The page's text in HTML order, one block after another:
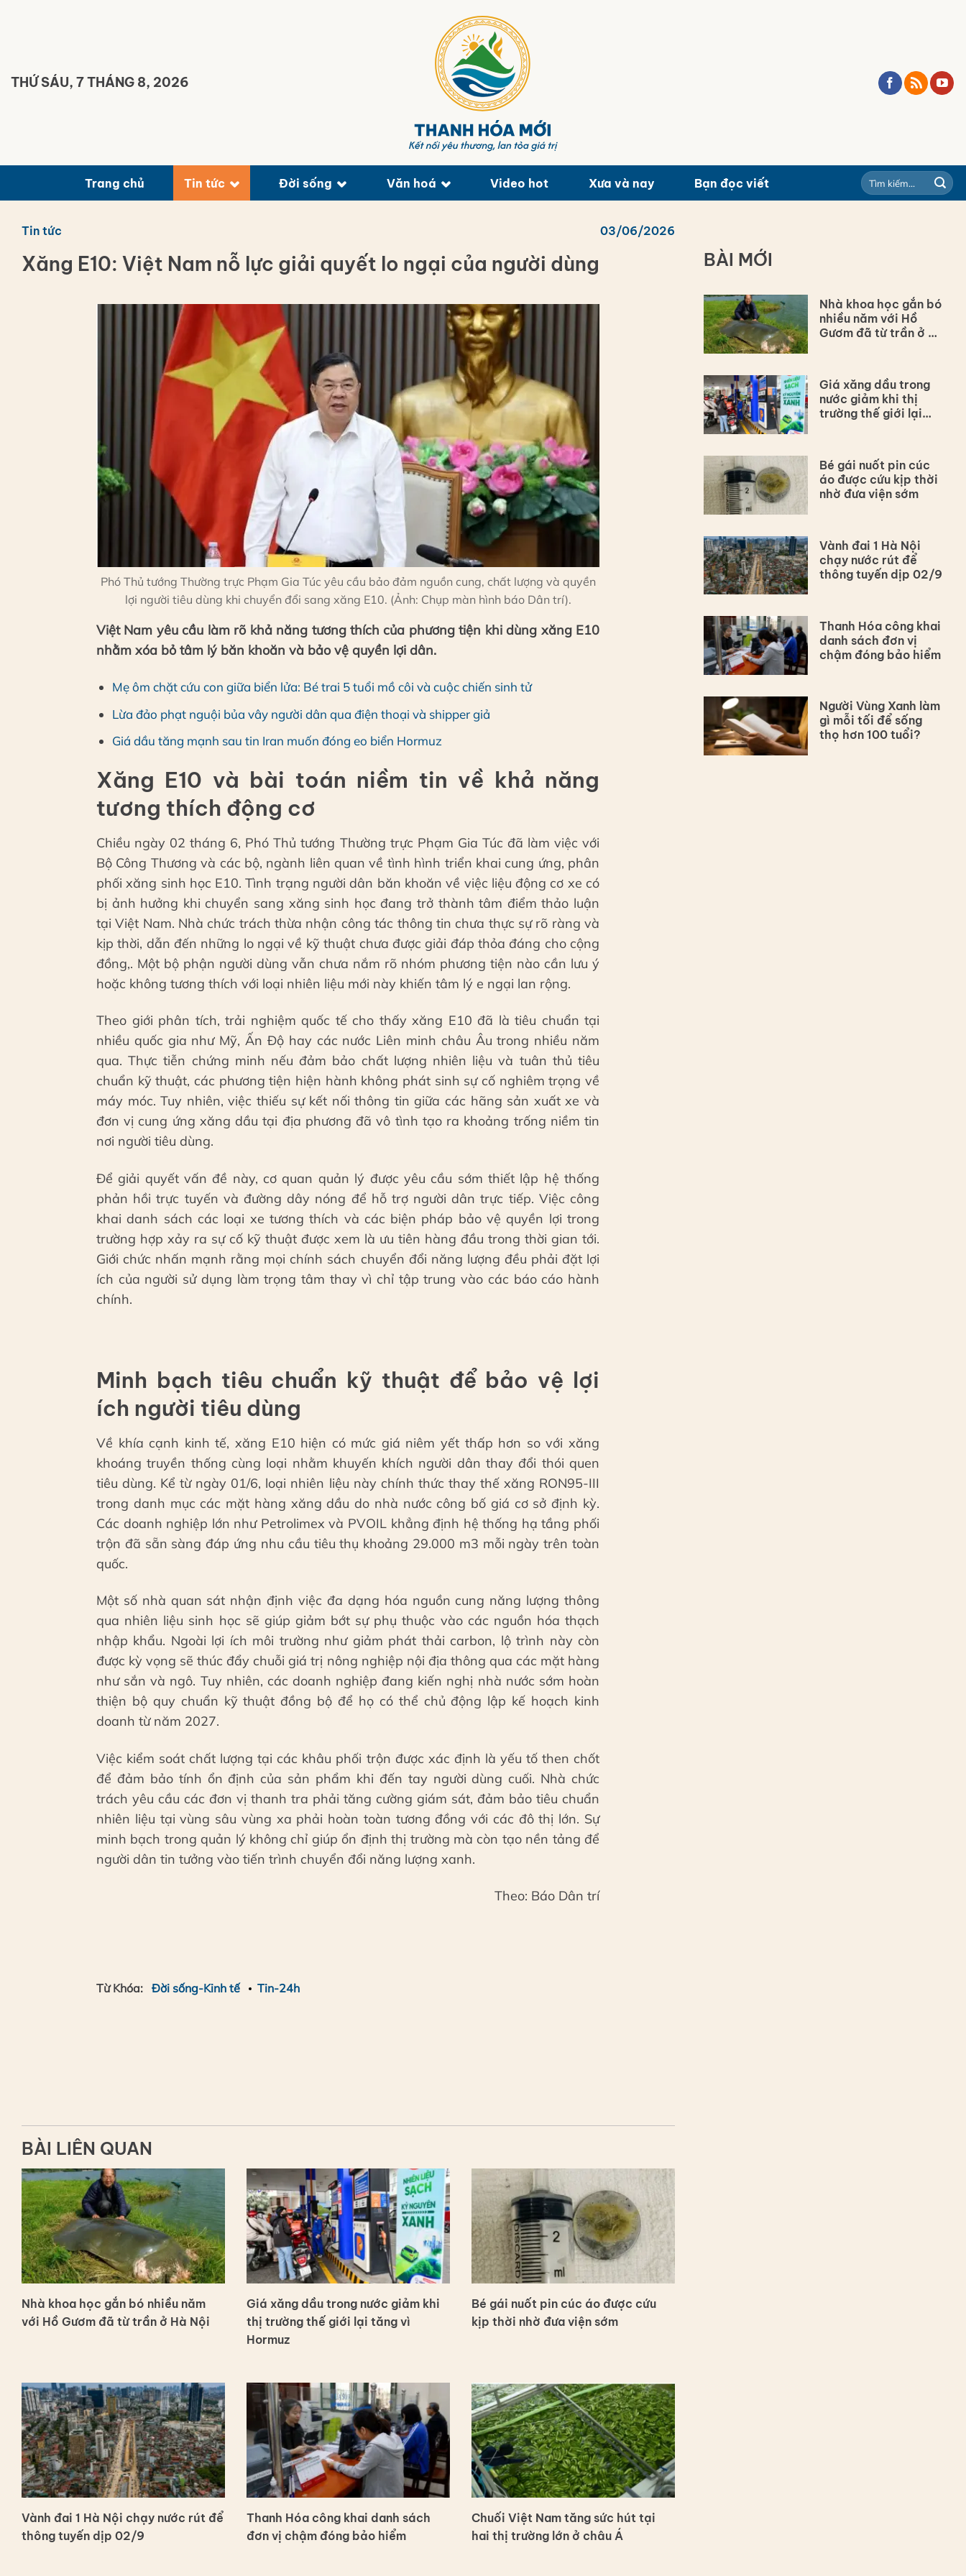
THỨ SÁU, 7 THÁNG 8, 2026
Trang chủ Tin tức Đời sống Văn hoá Video hot Xưa và nay Bạn đọc viết
Tin tức 03/06/2026
Xăng E10: Việt Nam nỗ lực giải quyết lo ngại của người dùng
Phó Thủ tướng Thường trực Phạm Gia Túc yêu cầu bảo đảm nguồn cung, chất lượng và quyền
lợi người tiêu dùng khi chuyển đổi sang xăng E10. (Ảnh: Chụp màn hình báo Dân trí).
Việt Nam yêu cầu làm rõ khả năng tương thích của phương tiện khi dùng xăng E10
nhằm xóa bỏ tâm lý băn khoăn và bảo vệ quyền lợi dân.
Mẹ ôm chặt cứu con giữa biển lửa: Bé trai 5 tuổi mồ côi và cuộc chiến sinh tử
Lừa đảo phạt nguội bủa vây người dân qua điện thoại và shipper giả
Giá dầu tăng mạnh sau tin Iran muốn đóng eo biển Hormuz
Xăng E10 và bài toán niềm tin về khả năng
tương thích động cơ
Chiều ngày 02 tháng 6, Phó Thủ tướng Thường trực Phạm Gia Túc đã làm việc với
Bộ Công Thương và các bộ, ngành liên quan về tình hình triển khai cung ứng, phân
phối xăng sinh học E10. Tình trạng người dân băn khoăn về việc liệu động cơ xe có
bị ảnh hưởng khi chuyển sang xăng sinh học đang trở thành tâm điểm thảo luận
tại Việt Nam. Nhà chức trách thừa nhận công tác thông tin chưa thực sự rõ ràng và
kịp thời, dẫn đến những lo ngại về kỹ thuật chưa được giải đáp thỏa đáng cho cộng
đồng,. Một bộ phận người dùng vẫn chưa nắm rõ nhóm phương tiện nào cần lưu ý
hoặc không tương thích với loại nhiên liệu mới này khiến tâm lý e ngại lan rộng.
Theo giới phân tích, trải nghiệm quốc tế cho thấy xăng E10 đã là tiêu chuẩn tại
nhiều quốc gia như Mỹ, Ấn Độ hay các nước Liên minh châu Âu trong nhiều năm
qua. Thực tiễn chứng minh nếu đảm bảo chất lượng nhiên liệu và tuân thủ tiêu
chuẩn kỹ thuật, các phương tiện hiện hành không phát sinh sự cố nghiêm trọng về
máy móc. Tuy nhiên, việc thiếu sự kết nối thông tin giữa các hãng sản xuất xe và
đơn vị cung ứng xăng dầu tại địa phương đã vô tình tạo ra khoảng trống niềm tin
nơi người tiêu dùng.
Để giải quyết vấn đề này, cơ quan quản lý được yêu cầu sớm thiết lập hệ thống
phản hồi trực tuyến và đường dây nóng để hỗ trợ người dân trực tiếp. Việc công
khai danh sách các loại xe tương thích và các biện pháp bảo vệ quyền lợi trong
trường hợp xảy ra sự cố kỹ thuật được xem là ưu tiên hàng đầu trong thời gian tới.
Giới chức nhấn mạnh rằng mọi chính sách chuyển đổi năng lượng đều phải đặt lợi
ích của người sử dụng làm trọng tâm thay vì chỉ tập trung vào các báo cáo hành
chính.
Minh bạch tiêu chuẩn kỹ thuật để bảo vệ lợi
ích người tiêu dùng
Về khía cạnh kinh tế, xăng E10 hiện có mức giá niêm yết thấp hơn so với xăng
khoáng truyền thống cùng loại nhằm khuyến khích người dân thay đổi thói quen
tiêu dùng. Kể từ ngày 01/6, loại nhiên liệu này chính thức thay thế xăng RON95-III
trong danh mục các mặt hàng xăng dầu do nhà nước công bố giá cơ sở định kỳ.
Các doanh nghiệp lớn như Petrolimex và PVOIL khẳng định hệ thống hạ tầng phối
trộn đã sẵn sàng đáp ứng nhu cầu tiêu thụ khoảng 29.000 m3 mỗi ngày trên toàn
quốc.
Một số nhà quan sát nhận định việc đa dạng hóa nguồn cung năng lượng thông
qua nhiên liệu sinh học sẽ giúp giảm bớt sự phụ thuộc vào các nguồn hóa thạch
nhập khẩu. Ngoài lợi ích môi trường như giảm phát thải carbon, lộ trình này còn
được kỳ vọng sẽ thúc đẩy chuỗi giá trị nông nghiệp nội địa thông qua các mặt hàng
như sắn và ngô. Tuy nhiên, các doanh nghiệp đang kiến nghị nhà nước sớm hoàn
thiện bộ quy chuẩn kỹ thuật đồng bộ để họ có thể chủ động lập kế hoạch kinh
doanh từ năm 2027.
Việc kiểm soát chất lượng tại các khâu phối trộn được xác định là yếu tố then chốt
để đảm bảo tính ổn định của sản phẩm khi đến tay người dùng cuối. Nhà chức
trách yêu cầu các đơn vị thanh tra phải tăng cường giám sát, đảm bảo tiêu chuẩn
nhiên liệu tại vùng sâu vùng xa phải hoàn toàn tương đồng với các đô thị lớn. Sự
minh bạch trong quản lý không chỉ giúp ổn định thị trường mà còn tạo nền tảng để
người dân tin tưởng vào tiến trình chuyển đổi năng lượng xanh.
Theo: Báo Dân trí
Từ Khóa: Đời sống-Kinh tế Tin-24h
BÀI LIÊN QUAN
Nhà khoa học gắn bó nhiều năm
với Hồ Gươm đã từ trần ở Hà Nội
Giá xăng dầu trong nước giảm khi
thị trường thế giới lại tăng vì
Hormuz
Bé gái nuốt pin cúc áo được cứu
kịp thời nhờ đưa viện sớm
Vành đai 1 Hà Nội chạy nước rút để
thông tuyến dịp 02/9
Thanh Hóa công khai danh sách
đơn vị chậm đóng bảo hiểm
Chuối Việt Nam tăng sức hút tại
hai thị trường lớn ở châu Á
BÀI MỚI
Nhà khoa học gắn bó
nhiều năm với Hồ
Gươm đã từ trần ở Hà
Giá xăng dầu trong
nước giảm khi thị
trường thế giới lại
Bé gái nuốt pin cúc
áo được cứu kịp thời
nhờ đưa viện sớm
Vành đai 1 Hà Nội
chạy nước rút để
thông tuyến dịp 02/9
Thanh Hóa công khai
danh sách đơn vị
chậm đóng bảo hiểm
Người Vùng Xanh làm
gì mỗi tối để sống
thọ hơn 100 tuổi?